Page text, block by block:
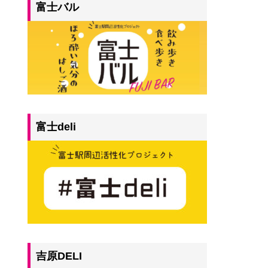
富士バル
富士deli
吉原DELI